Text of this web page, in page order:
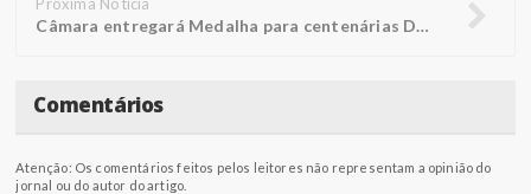
Câmara entregará Medalha para centenárias Doralice e Rosália
Comentários
Atenção: Os comentários feitos pelos leitores não representam a opinião do
jornal ou do autor do artigo.